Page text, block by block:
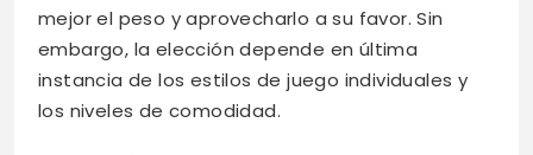
mejor el peso y aprovecharlo a su favor. Sin
embargo, la elección depende en última
instancia de los estilos de juego individuales y
los niveles de comodidad.